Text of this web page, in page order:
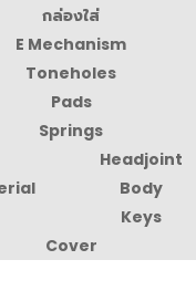
กล่องใส่
E Mechanism
Toneholes
Pads
Springs
Headjoint
Body
Keys
Cover